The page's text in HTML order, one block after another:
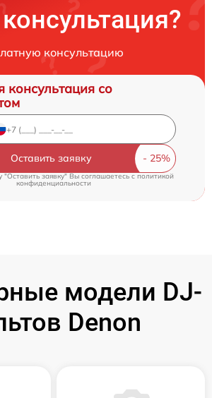
консультацию
консультация со
Оставить заявку
заявку" Вы соглашаетесь c политикой
конфиденциальности
модели DJ-
Denon